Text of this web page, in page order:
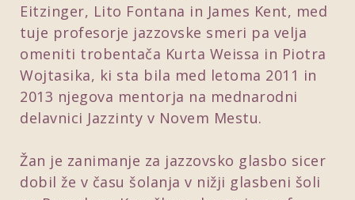
Eitzinger, Lito Fontana in James Kent, med
tuje profesorje jazzovske smeri pa velja
omeniti trobentača Kurta Weissa in Piotra
Wojtasika, ki sta bila med letoma 2011 in
2013 njegova mentorja na mednarodni
delavnici Jazzinty v Novem Mestu.
Žan je zanimanje za jazzovsko glasbo sicer
dobil že v času šolanja v nižji glasbeni šoli